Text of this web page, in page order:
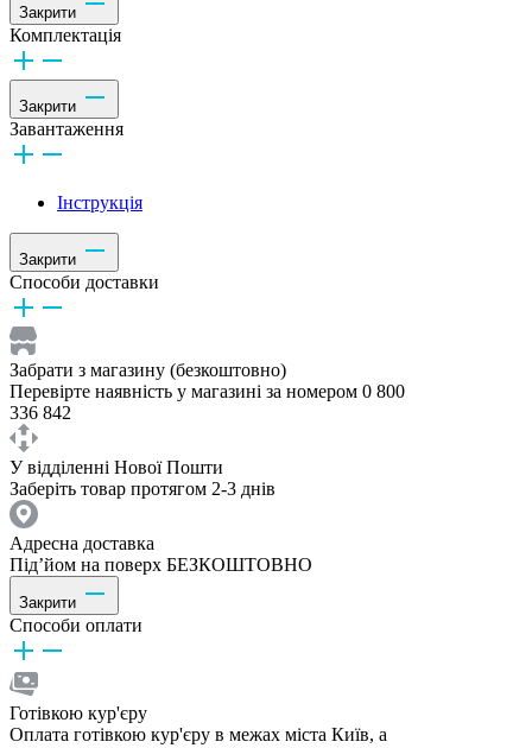
Закрити
Комплектація
Закрити
Завантаження
Інструкція
Закрити
Способи доставки
Забрати з магазину (безкоштовно)
Перевірте наявність у магазині за номером 0 800
336 842
У відділенні Нової Пошти
Заберіть товар протягом 2-3 днів
Адресна доставка
Під’йом на поверх БЕЗКОШТОВНО
Закрити
Способи оплати
Готівкою кур'єру
Оплата готівкою кур'єру в межах міста Київ, а